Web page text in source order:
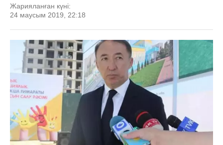
Жарияланған күні:
24 маусым 2019, 22:18